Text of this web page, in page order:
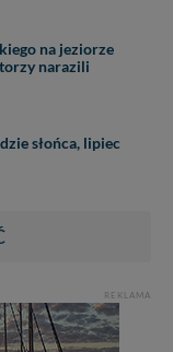
na jeziorze
narazili
słońca, lipiec
REKLAMA